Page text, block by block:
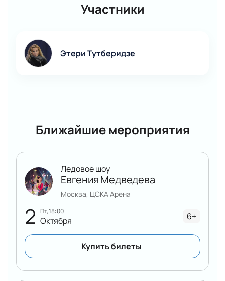
Участники
Этери Тутберидзе
Ближайшие мероприятия
2 пт, 18:00
Октября
Ледовое шоу
Евгения Медведева
Москва, ЦСКА Арена
6+
Купить билеты